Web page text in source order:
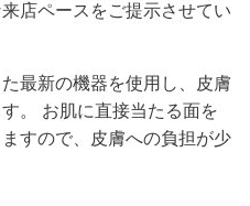
店ペースをご提示させてい
最新の機器を使用し、皮膚
。 お肌に直接当たる面を
すので、皮膚への負担が少